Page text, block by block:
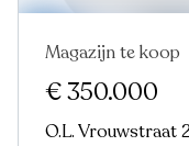
Magazijn te koop
€ 350.000
O.L. Vrouwstraat